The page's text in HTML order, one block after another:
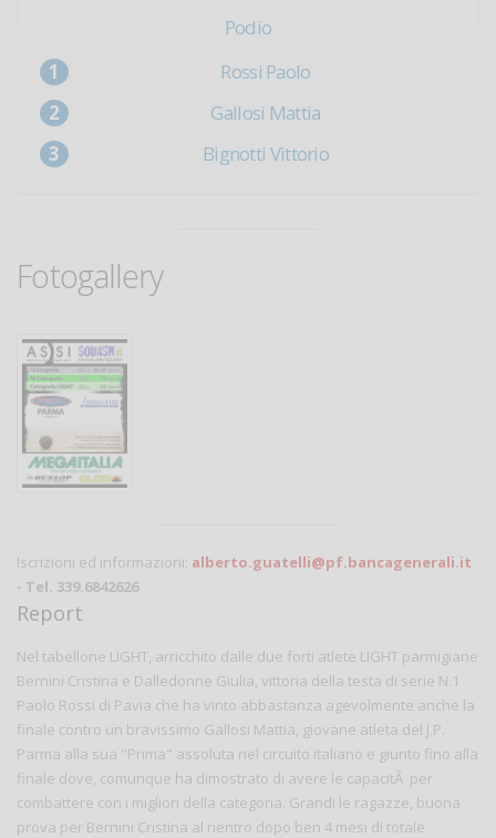
Podio
Rossi Paolo
Gallosi Mattia
Bignotti Vittorio
Fotogallery
Iscrizioni ed informazioni: alberto.guatelli@pf.bancagenerali.it
- Tel. 339.6842626
Report
Nel tabellone LIGHT, arricchito dalle due forti atlete LIGHT parmigiane
Bernini Cristina e Dalledonne Giulia, vittoria della testa di serie N.1
Paolo Rossi di Pavia che ha vinto abbastanza agevolmente anche la
finale contro un bravissimo Gallosi Mattia, giovane atleta del J.P.
Parma alla sua "Prima" assoluta nel circuito italiano e giunto fino alla
finale dove, comunque ha dimostrato di avere le capacitÃ per
combattere con i migliori della categoria. Grandi le ragazze, buona
prova per Bernini Cristina al rientro dopo ben 4 mesi di totale